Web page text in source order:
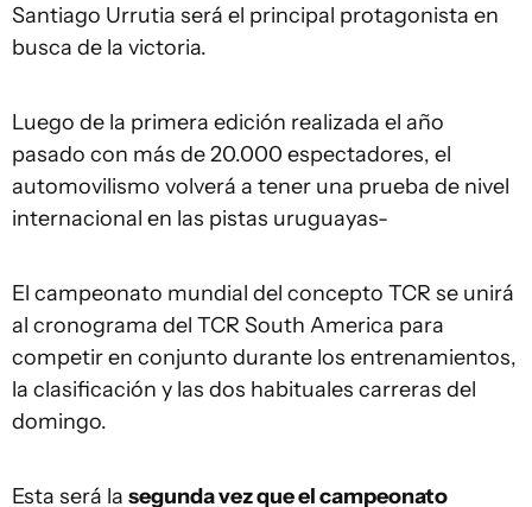
Santiago Urrutia será el principal protagonista en
busca de la victoria.
Luego de la primera edición realizada el año
pasado con más de 20.000 espectadores, el
automovilismo volverá a tener una prueba de nivel
internacional en las pistas uruguayas-
El campeonato mundial del concepto TCR se unirá
al cronograma del TCR South America para
competir en conjunto durante los entrenamientos,
la clasificación y las dos habituales carreras del
domingo.
Esta será la segunda vez que el campeonato